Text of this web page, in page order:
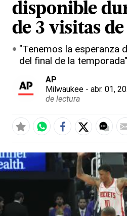
disponible
de 3 visitas de
"Tenemos la esperanza
del final de la
AP
Milwaukee - abr. 01,
de lectura